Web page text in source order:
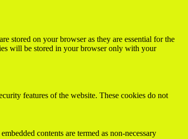
stored on your browser as they are essential for the
will be stored in your browser only with your
features of the website. These cookies do not
contents are termed as non-necessary